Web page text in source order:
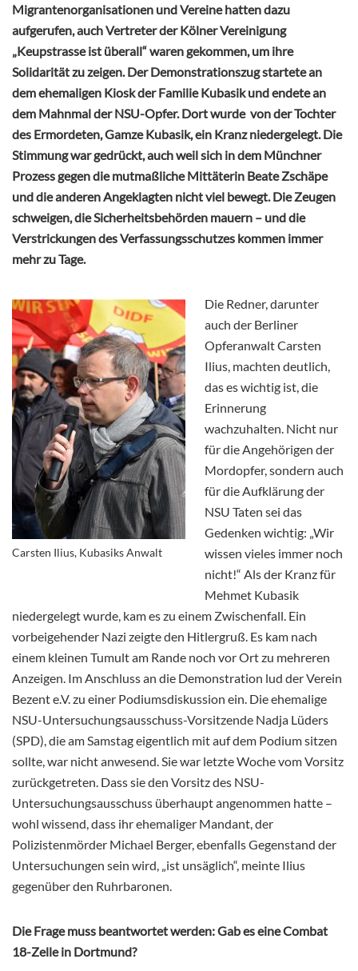
Migrantenorganisationen und Vereine hatten dazu
aufgerufen, auch Vertreter der Kölner Vereinigung
„Keupstrasse ist überall“ waren gekommen, um ihre
Solidarität zu zeigen. Der Demonstrationszug startete an
dem ehemaligen Kiosk der Familie Kubasik und endete an
dem Mahnmal der NSU-Opfer. Dort wurde von der Tochter
des Ermordeten, Gamze Kubasik,ein Kranzniedergelegt. Die
Stimmung war gedrückt, auch weil sich in dem Münchner
Prozess gegen die mutmaßliche Mittäterin Beate Zschäpe
und die anderen Angeklagten nicht viel bewegt. Die Zeugen
schweigen, die Sicherheitsbehörden mauern – und die
Verstrickungen des Verfassungsschutzes kommen immer
mehr zu Tage.
Carsten Ilius, Kubasiks Anwalt
Die Redner, darunter
auch der Berliner
Opferanwalt Carsten
Ilius, machten deutlich,
das es wichtig ist, die
Erinnerung
wachzuhalten. Nicht nur
für die Angehörigen der
Mordopfer, sondern auch
für die Aufklärung der
NSU Taten sei das
Gedenken wichtig: „Wir
wissen vieles immer noch
nicht!“ Als der Kranz für
Mehmet Kubasik
niedergelegt wurde, kam es zu einem Zwischenfall. Ein
vorbeigehender Nazi zeigte den Hitlergruß. Es kam nach
einem kleinen Tumult am Rande noch vor Ort zu mehreren
Anzeigen. Im Anschluss an die Demonstration lud der Verein
Bezent e.V. zu einer Podiumsdiskussion ein. Die ehemalige
NSU-Untersuchungsausschuss-Vorsitzende Nadja Lüders
(SPD), die am Samstag eigentlich mit auf dem Podium sitzen
sollte, war nicht anwesend. Sie war letzte Woche vom Vorsitz
zurückgetreten. Dass sie den Vorsitz des NSU-
Untersuchungsausschuss überhaupt angenommen hatte –
wohl wissend, dass ihr ehemaliger Mandant, der
Polizistenmörder Michael Berger, ebenfalls Gegenstand der
Untersuchungen sein wird, „ist unsäglich“, meinte Ilius
gegenüber den Ruhrbaronen.
Die Frage muss beantwortet werden: Gab es eine Combat
18-Zelle in Dortmund?